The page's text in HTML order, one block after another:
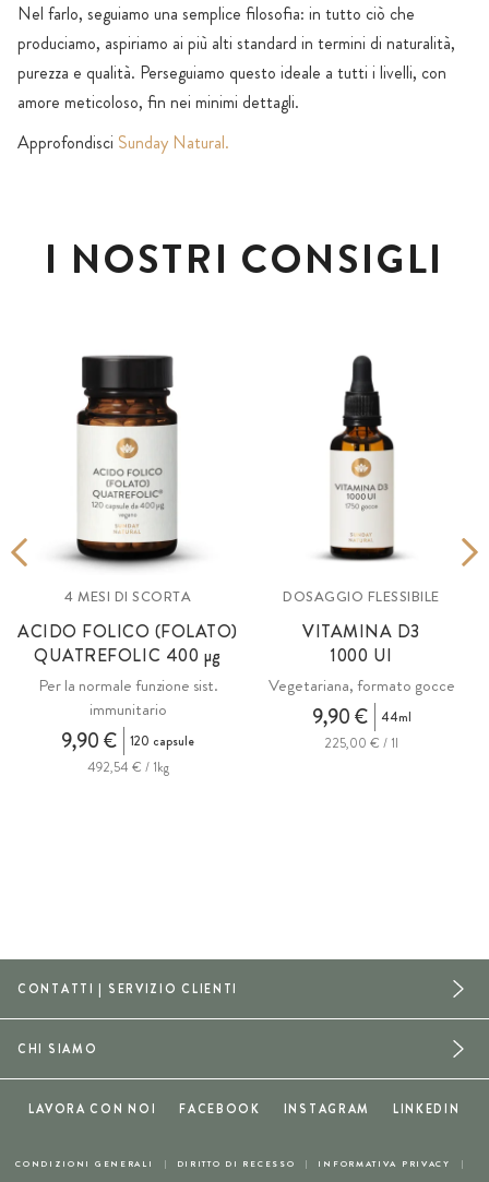
Nel farlo, seguiamo una semplice filosofia: in tutto ciò che
produciamo, aspiriamo ai più alti standard in termini di naturalità,
purezza e qualità. Perseguiamo questo ideale a tutti i livelli, con
amore meticoloso, fin nei minimi dettagli.
Approfondisci Sunday Natural.
I NOSTRI CONSIGLI
4 MESI DI SCORTA
ACIDO FOLICO (FOLATO)
QUATREFOLIC 400 µg
Per la normale funzione sist.
immunitario
9,90 €
120 capsule
492,54 € / 1kg
DOSAGGIO FLESSIBILE
VITAMINA D3
1000 UI
Vegetariana, formato gocce
9,90 €
44ml
225,00 € / 1l
CONTATTI | SERVIZIO CLIENTI
CONDIZIONI GENERALI DIRITTO DI RECESSO INFORMATIVA PRIVACY
CHI SIAMO
LAVORA CON NOI FACEBOOK INSTAGRAM LINKEDIN